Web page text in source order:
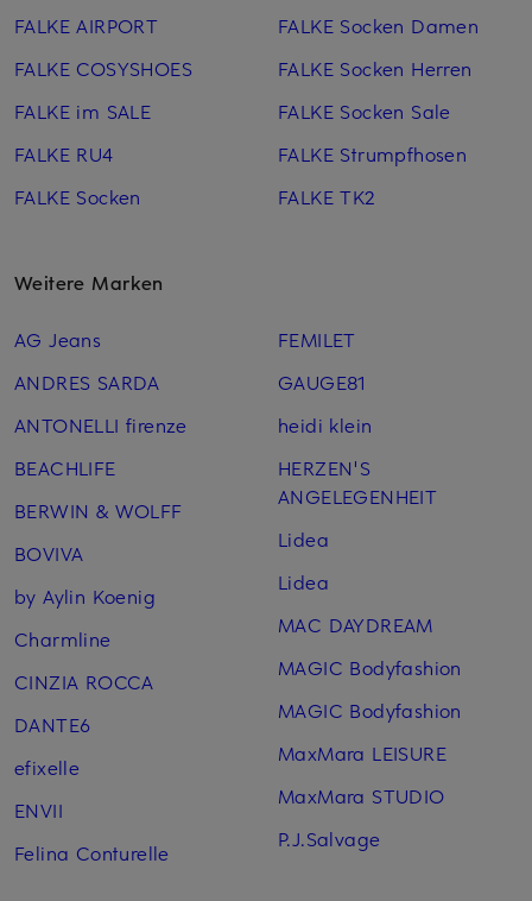
FALKE AIRPORT
FALKE COSYSHOES
FALKE im SALE
FALKE RU4
FALKE Socken
FALKE Socken Damen
FALKE Socken Herren
FALKE Socken Sale
FALKE Strumpfhosen
FALKE TK2
Weitere Marken
AG Jeans
ANDRES SARDA
ANTONELLI firenze
BEACHLIFE
BERWIN & WOLFF
BOVIVA
by Aylin Koenig
Charmline
CINZIA ROCCA
DANTE6
efixelle
ENVII
Felina Conturelle
FEMILET
GAUGE81
heidi klein
HERZEN'S
ANGELEGENHEIT
Lidea
Lidea
MAC DAYDREAM
MAGIC Bodyfashion
MAGIC Bodyfashion
MaxMara LEISURE
MaxMara STUDIO
P.J.Salvage